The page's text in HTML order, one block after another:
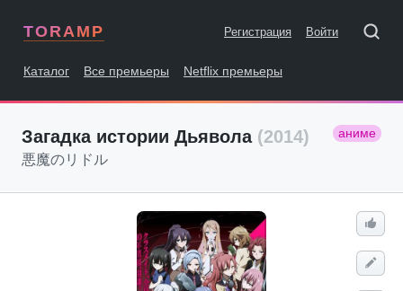
TORAMP Регистрация Войти
Каталог Все премьеры Netflix премьеры
Загадка истории Дьявола (2014) аниме
悪魔のリドル